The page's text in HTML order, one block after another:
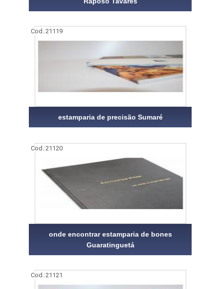
Cod.:21119
estamparia de precisão Sumaré
Cod.:21120
onde encontrar estamparia de bones
Guaratinguetá
Cod.:21121